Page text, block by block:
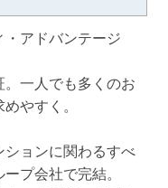
アドバンテージ
一人でも多くのお
やすく。
ョンに関わるすべ
プ会社で完結。